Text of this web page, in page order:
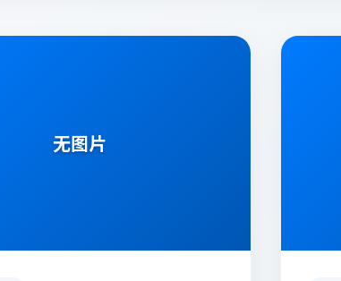
无图片